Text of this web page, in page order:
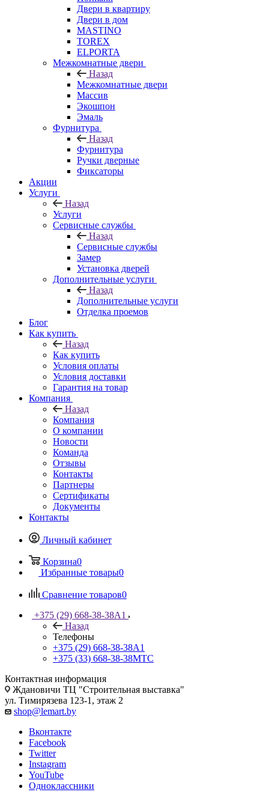
Двери в квартиру
Двери в дом
MASTINO
TOREX
ELPORTA
Межкомнатные двери
Назад
Межкомнатные двери
Массив
Экошпон
Эмаль
Фурнитура
Назад
Фурнитура
Ручки дверные
Фиксаторы
Акции
Услуги
Назад
Услуги
Сервисные службы
Назад
Сервисные службы
Замер
Установка дверей
Дополнительные услуги
Назад
Дополнительные услуги
Отделка проемов
Блог
Как купить
Назад
Как купить
Условия оплаты
Условия доставки
Гарантия на товар
Компания
Назад
Компания
О компании
Новости
Команда
Отзывы
Контакты
Партнеры
Сертификаты
Документы
Контакты
Личный кабинет
Корзина0
Избранные товары0
Сравнение товаров0
+375 (29) 668-38-38A1
Назад
Телефоны
+375 (29) 668-38-38A1
+375 (33) 668-38-38МТС
Контактная информация
Ждановичи ТЦ "Строительная выставка"
ул. Тимирязева 123-1, этаж 2
shop@lemart.by
Вконтакте
Facebook
Twitter
Instagram
YouTube
Одноклассники